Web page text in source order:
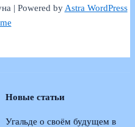
| Powered byAstra WordPress
Новые статьи
Угальде о своём будущем в